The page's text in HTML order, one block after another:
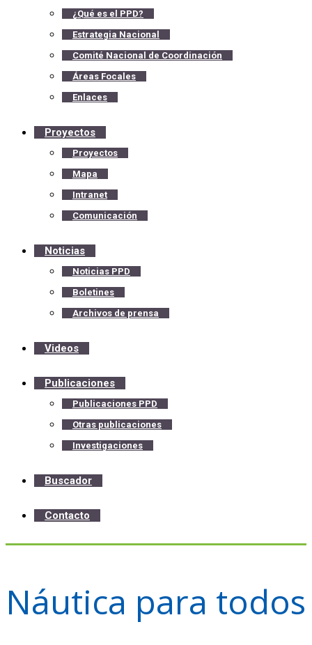
¿Qué es el PPD?
Estrategia Nacional
Comité Nacional de Coordinación
Áreas Focales
Enlaces
Proyectos
Proyectos
Mapa
Intranet
Comunicación
Noticias
Noticias PPD
Boletines
Archivos de prensa
Videos
Publicaciones
Publicaciones PPD
Otras publicaciones
Investigaciones
Buscador
Contacto
Náutica para todos